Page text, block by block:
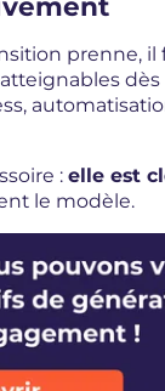
prenne, il
: elle est
le modèle.